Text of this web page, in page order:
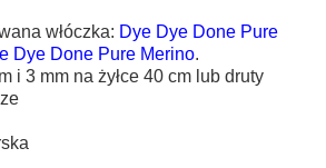
włóczka: Dye Dye Done Pure
Dye Done Pure Merino.
i 3 mm na żyłce 40 cm lub druty